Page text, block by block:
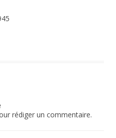
rédiger un commentaire.